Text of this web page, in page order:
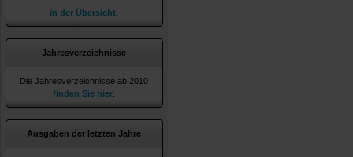
in der Übersicht.
Jahresverzeichnisse
Die Jahresverzeichnisse ab 2010
finden Sie hier
Ausgaben der letzten Jahre